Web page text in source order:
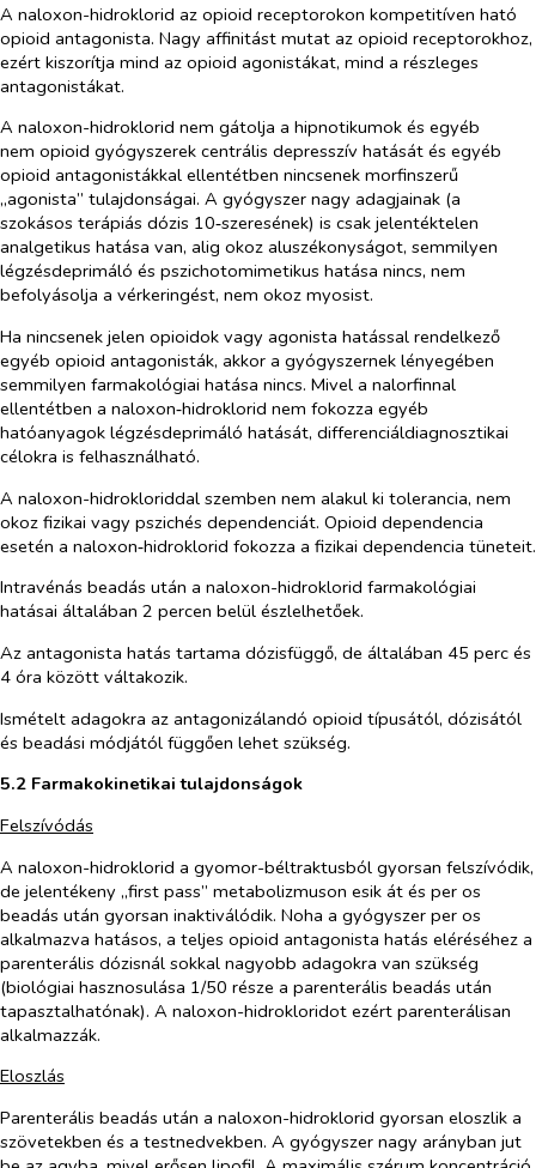
A naloxon-hidroklorid az opioid receptorokon kompetitíven ható
opioid antagonista. Nagy affinitást mutat az opioid receptorokhoz,
ezért kiszorítja mind az opioid agonistákat, mind a részleges
antagonistákat.
A naloxon-hidroklorid nem gátolja a hipnotikumok és egyéb
nem opioid gyógyszerek centrális depresszív hatását és egyéb
opioid antagonistákkal ellentétben nincsenek morfinszerű
„agonista” tulajdonságai. A gyógyszer nagy adagjainak (a
szokásos terápiás dózis 10‑szeresének) is csak jelentéktelen
analgetikus hatása van, alig okoz aluszékonyságot, semmilyen
légzésdeprimáló és pszichotomimetikus hatása nincs, nem
befolyásolja a vérkeringést, nem okoz myosist.
Ha nincsenek jelen opioidok vagy agonista hatással rendelkező
egyéb opioid antagonisták, akkor a gyógyszernek lényegében
semmilyen farmakológiai hatása nincs. Mivel a nalorfinnal
ellentétben a naloxon‑hidroklorid nem fokozza egyéb
hatóanyagok légzésdeprimáló hatását, differenciáldiagnosztikai
célokra is felhasználható.
A naloxon-hidrokloriddal szemben nem alakul ki tolerancia, nem
okoz fizikai vagy pszichés dependenciát. Opioid dependencia
esetén a naloxon‑hidroklorid fokozza a fizikai dependencia tüneteit.
Intravénás beadás után a naloxon-hidroklorid farmakológiai
hatásai általában 2 percen belül észlelhetőek.
Az antagonista hatás tartama dózisfüggő, de általában 45 perc és
4 óra között váltakozik.
Ismételt adagokra az antagonizálandó opioid típusától, dózisától
és beadási módjától függően lehet szükség.
5.2 Farmakokinetikai tulajdonságok
Felszívódás
A naloxon-hidroklorid a gyomor-béltraktusból gyorsan felszívódik,
de jelentékeny „first pass” metabolizmuson esik át és per os
beadás után gyorsan inaktiválódik. Noha a gyógyszer per os
alkalmazva hatásos, a teljes opioid antagonista hatás eléréséhez a
parenterális dózisnál sokkal nagyobb adagokra van szükség
(biológiai hasznosulása 1/50 része a parenterális beadás után
tapasztalhatónak). A naloxon-hidrokloridot ezért parenterálisan
alkalmazzák.
Eloszlás
Parenterális beadás után a naloxon-hidroklorid gyorsan eloszlik a
szövetekben és a testnedvekben. A gyógyszer nagy arányban jut